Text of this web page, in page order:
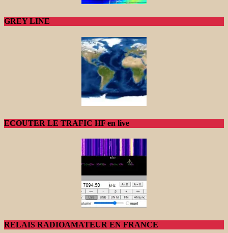
GREY LINE
ECOUTER LE TRAFIC HF en live
RELAIS RADIOAMATEUR EN FRANCE